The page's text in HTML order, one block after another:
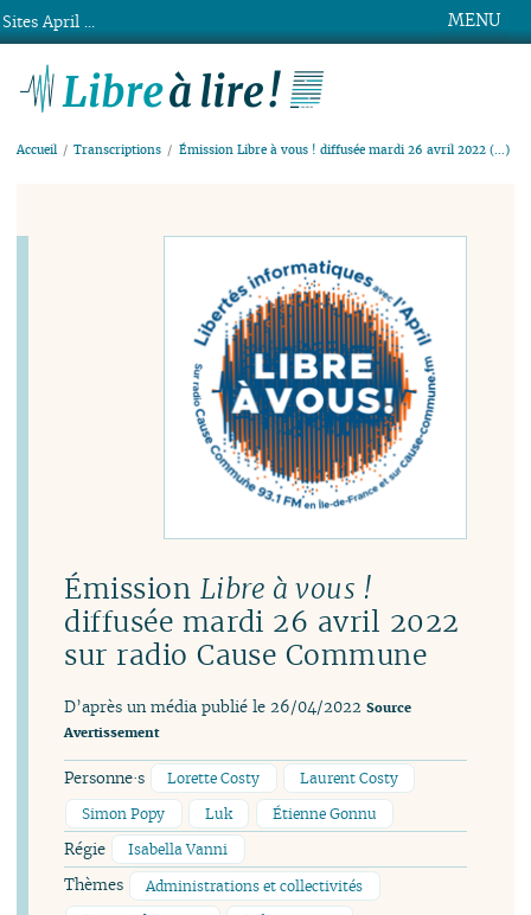
MENU
Accueil Transcriptions Émission Libre à vous ! diffusée mardi 26 avril 2022 (…)
Émission Libre à vous !
diffusée mardi 26 avril 2022
sur radio Cause Commune
D’après un média publié le 26/04/2022 Source
Avertissement
Personne·s Lorette Costy
Laurent Costy
Simon Popy
Luk Étienne Gonnu
Régie Isabella Vanni
Thèmes
Administrations et collectivités
Sites April ...